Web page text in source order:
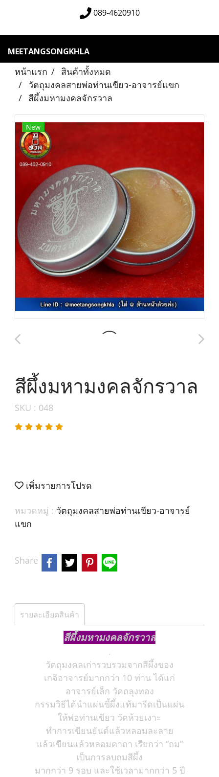
089-4620910
MEETANGSONGKHLA
หน้าแรก
สินค้าทั้งหมด
วัตถุมงคลสายพ่อท่านเขียว-อาจารย์แขก
สีผึ้งมหามงคลจักรวาล
New
สีผึ้งมหามงคลจักรวาล
SKU : 048
เพิ่มรายการโปรด
หมวดหมู่ : วัตถุมงคลสายพ่อท่านเขียว-อาจารย์
แขก
Share
รายละเอียดสินค้า
สีผึ้งมหามงคลจักรวาล
.
วัตถุมงคลเก่ารวบรวมจากสีผึ้งของ
เกจิอาจารย์มากกว่า 10 ท่าน ได้แก่
อาจารย์เล็ก วัดถลุงทอง
กรรมวิธีได้นำแผ่นขี้ผึ้งแท้มารีดเป็นแผ่น
ให้พ่อท่านเขียว วัดห้วยเงาะ
ทำการเขียนยันต์แล้วหลอมละลาย
แล้วเขียนแล้วหลอมคาถา เรียกว่า “ถม”
เป็นการลบถมสีผึ้ง
มากกว่า 9 รอบ และใช้เวลามากกว่า 5 ปี